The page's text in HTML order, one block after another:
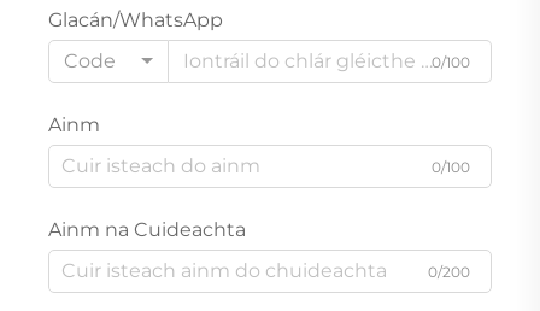
Glacán/WhatsApp
Code
0/100
Ainm
0/100
Ainm na Cuideachta
0/200